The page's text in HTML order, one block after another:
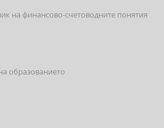
на финансово-счетоводните понятия
образованието